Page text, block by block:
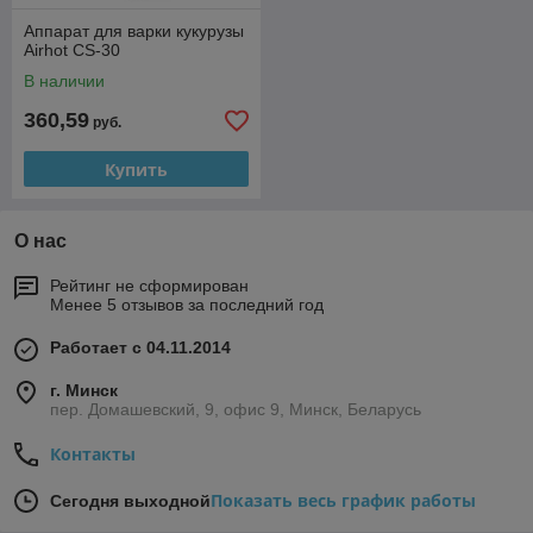
Аппарат для варки кукурузы
Airhot CS-30
В наличии
360,59 руб.
Купить
О нас
Рейтинг не сформирован
Менее 5 отзывов за последний год
Работает с 04.11.2014
г. Минск
пер. Домашевский, 9, офис 9, Минск, Беларусь
Контакты
Сегодня выходнойПоказать весь график работы